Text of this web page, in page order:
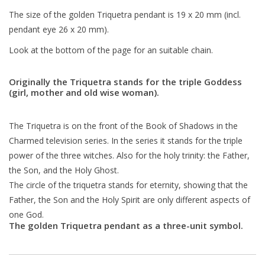
The size of the golden Triquetra pendant is 19 x 20 mm (incl.
pendant eye 26 x 20 mm).
Look at the bottom of the page for an suitable chain.
Originally the Triquetra stands for the triple Goddess
(girl, mother and old wise woman).
The Triquetra is on the front of the Book of Shadows in the
Charmed television series. In the series it stands for the triple
power of the three witches. Also for the holy trinity: the Father,
the Son, and the Holy Ghost.
The circle of the triquetra stands for eternity, showing that the
Father, the Son and the Holy Spirit are only different aspects of
one God.
The golden Triquetra pendant as a three-unit symbol.